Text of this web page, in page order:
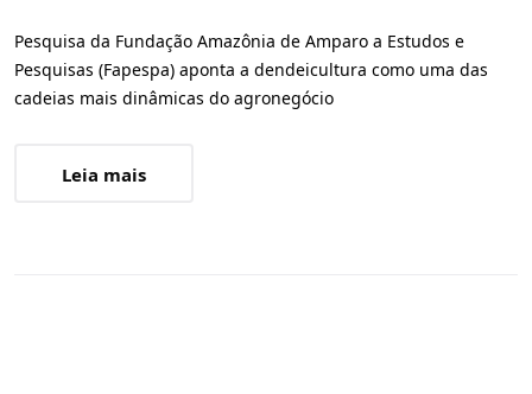
Pesquisa da Fundação Amazônia de Amparo a Estudos e
Pesquisas (Fapespa) aponta a dendeicultura como uma das
cadeias mais dinâmicas do agronegócio
Leia mais